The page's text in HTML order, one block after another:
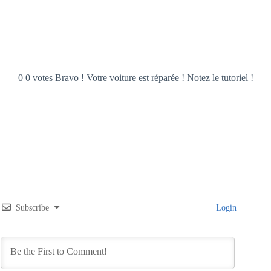
0 0 votes Bravo ! Votre voiture est réparée ! Notez le tutoriel !
Subscribe Login